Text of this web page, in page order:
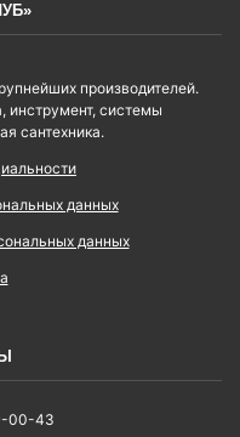
производителей.
инструмент, системы
сантехника.
данных
данных
00-43